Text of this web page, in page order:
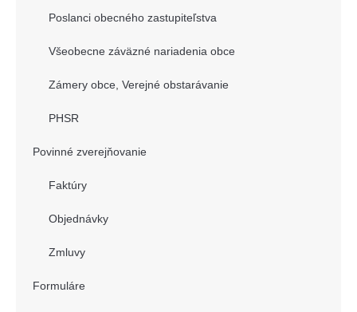
Poslanci obecného zastupiteľstva
Všeobecne záväzné nariadenia obce
Zámery obce, Verejné obstarávanie
PHSR
Povinné zverejňovanie
Faktúry
Objednávky
Zmluvy
Formuláre